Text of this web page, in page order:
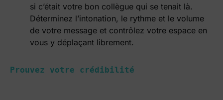
si c’était votre bon collègue qui se tenait là.
Déterminez l’intonation, le rythme et le volume
de votre message et contrôlez votre espace en
vous y déplaçant librement.
Prouvez votre crédibilité